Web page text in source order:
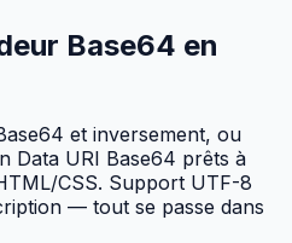
Base64 en
et inversement, ou
Data URI Base64 prêts à
CSS. Support UTF-8
— tout se passe dans